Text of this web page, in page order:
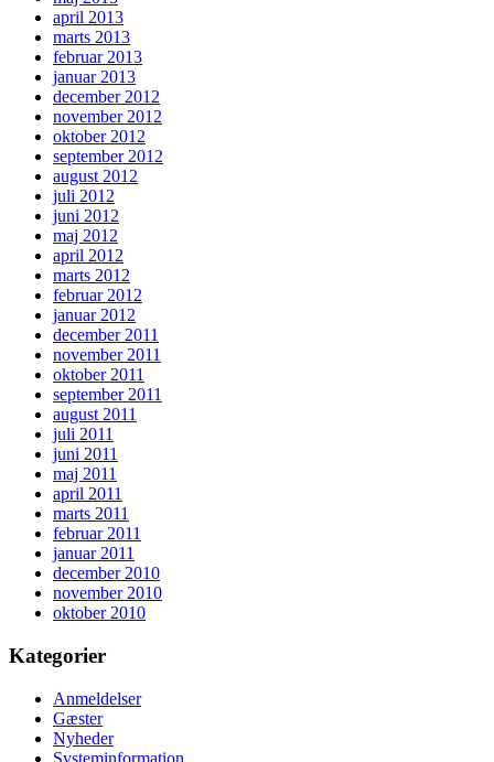
april 2013
marts 2013
februar 2013
januar 2013
december 2012
november 2012
oktober 2012
september 2012
august 2012
juli 2012
juni 2012
maj 2012
april 2012
marts 2012
februar 2012
januar 2012
december 2011
november 2011
oktober 2011
september 2011
august 2011
juli 2011
juni 2011
maj 2011
april 2011
marts 2011
februar 2011
januar 2011
december 2010
november 2010
oktober 2010
Kategorier
Anmeldelser
Gæster
Nyheder
Systeminformation